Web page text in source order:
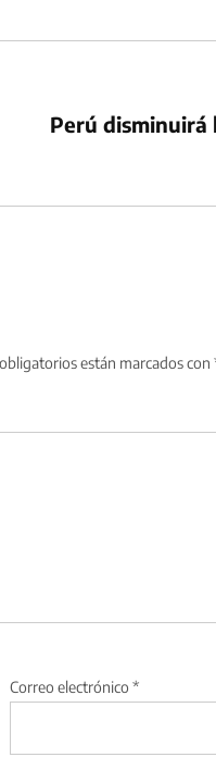
Perú disminuirá
están marcados con
Correo electrónico *